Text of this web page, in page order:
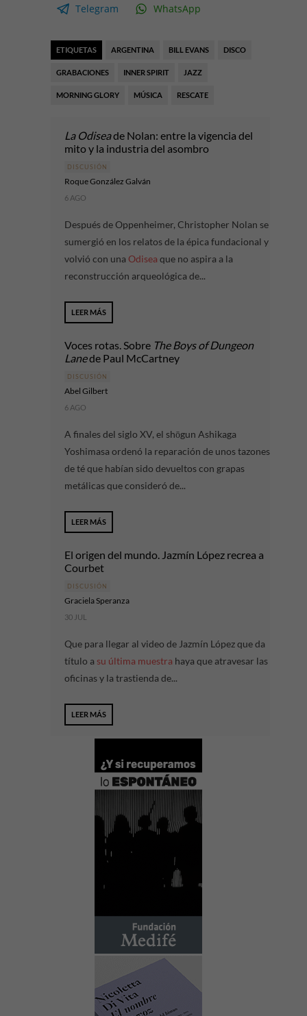
Telegram WhatsApp
ETIQUETAS ARGENTINA BILL EVANS DISCO
GRABACIONES INNER SPIRIT JAZZ
MORNING GLORY MÚSICA RESCATE
La Odiseade Nolan: entre la vigencia del
mito y la industria del asombro
DISCUSIÓN
Roque González Galván
6 AGO
Después de Oppenheimer, Christopher Nolan se
sumergió en los relatos de la épica fundacional y
volvió con una Odisea que no aspira a la
reconstrucción arqueológica de...
LEER MÁS
Voces rotas. Sobre The Boys of Dungeon
Lanede Paul McCartney
DISCUSIÓN
Abel Gilbert
6 AGO
A finales del siglo XV, el shōgun Ashikaga
Yoshimasa ordenó la reparación de unos tazones
de té que habían sido devueltos con grapas
metálicas que consideró de...
LEER MÁS
El origen del mundo. Jazmín López recrea a
Courbet
DISCUSIÓN
Graciela Speranza
30 JUL
Que para llegar al video de Jazmín López que da
título a su última muestra haya que atravesar las
oficinas y la trastienda de...
LEER MÁS